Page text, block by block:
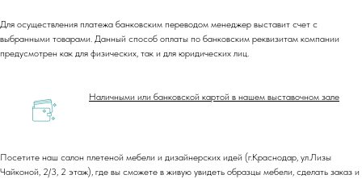
Для осуществления платежа банковским переводом менеджер выставит счет с
выбранными товарами. Данный способ оплаты по банковским реквизитам компании
предусмотрен как для физических, так и для юридических лиц.
Наличными или банковской картой в нашем выставочном зале
Посетите наш салон плетеной мебели и дизайнерских идей (г.Краснодар, ул.Лизы
Чайконой, 2/3, 2 этаж), где вы сможете в живую увидеть образцы мебели, сделать заказ и